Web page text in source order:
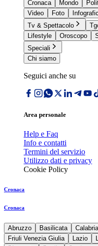
Cronaca
Mondo
Video
Foto
Tv & Spettacolo
Lifestyle
Oroscopo
Speciali
Chi siamo
Seguici anche su
Area personale
Help e Faq
Info e contatti
Termini del servizio
Utilizzo dati e privacy
Cookie Policy
Cronaca
Cronaca
Abruzzo Basilicata Calabria
Friuli Venezia Giulia
Lazio